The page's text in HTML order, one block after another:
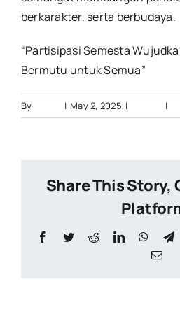
berkarakter, serta berbudaya.
“Partisipasi Semesta
Bermutu untuk Semua”
By | May 2, 2025 | |
Share This Story,
Facebook
TwitterRedditLinkedIn